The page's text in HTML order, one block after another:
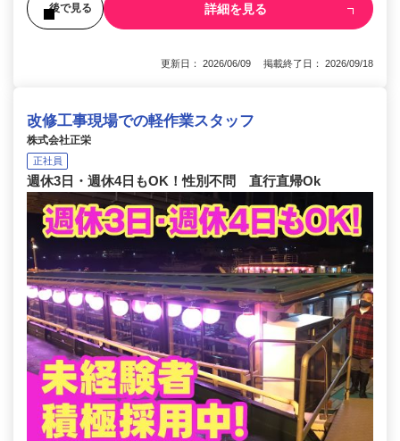
後で見る 詳細を見る
更新日： 2026/06/09 掲載終了日： 2026/09/18
改修工事現場での軽作業スタッフ
株式会社正栄
正社員
週休3日・週休4日もOK！性別不問 直行直帰Ok